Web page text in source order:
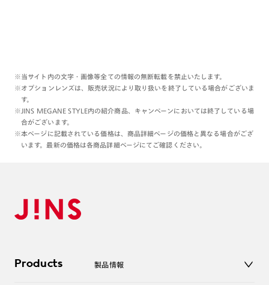
※当サイト内の文字・画像等全ての情報の無断転載を禁止いたします。
※オプションレンズは、販売状況により取り扱いを終了している場合がございま
す。
※JINS MEGANE STYLE内の紹介商品、キャンペーンにおいては終了している場
合がございます。
※本ページに記載されている価格は、商品詳細ページの価格と異なる場合がござ
います。最新の価格は各商品詳細ページにてご確認ください。
Products 製品情報